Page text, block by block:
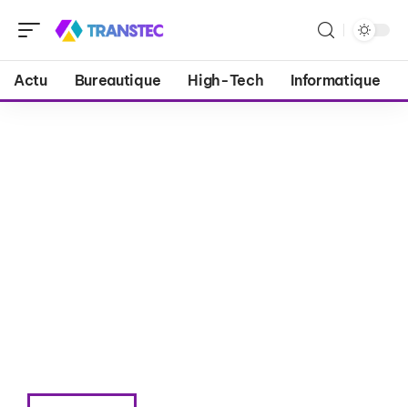
Actu Bureautique High-Tech Informatique